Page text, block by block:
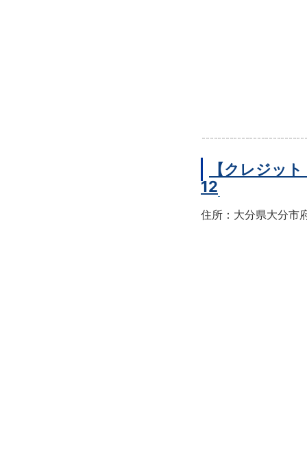
【クレジッ
12
住所：大分県大分市